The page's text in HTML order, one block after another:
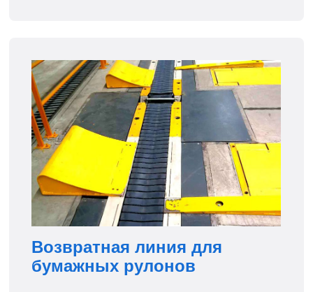
Возвратная линия для
бумажных рулонов